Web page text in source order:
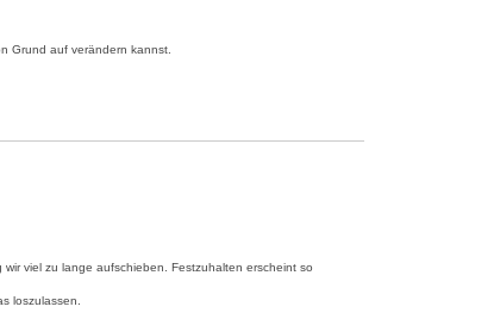
Grund auf verändern kannst.
viel zu lange aufschieben. Festzuhalten erscheint so
loszulassen.